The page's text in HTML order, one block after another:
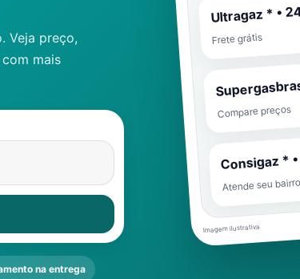
Veja preço,
mais
na entrega
Ultragaz * •
Frete grátis
Compare preços
Consigaz *
Atende seu
Imagem ilustrativa